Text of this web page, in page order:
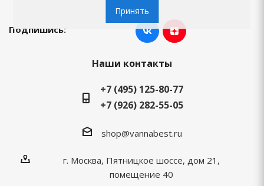
Подпишись:
Наши контакты
+7 (495) 125-80-77
+7 (926) 282-55-05
shop@vannabest.ru
г. Москва, Пятницкое шоссе, дом 21,
помещение 40
Принять